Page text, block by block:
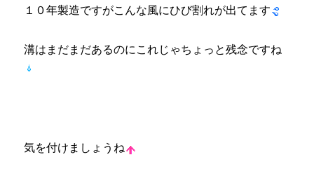
１０年製造ですがこんな風にひび割れが出てます
溝はまだまだあるのにこれじゃちょっと残念ですね
気を付けましょうね